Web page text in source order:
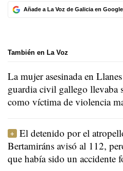
Añade a La Voz de Galicia en Google
También en La Voz
La mujer asesinada en
guardia civil gallego llevaba
como víctima de violencia
El detenido por el
Bertamiráns avisó al 112,
que había sido un accidente